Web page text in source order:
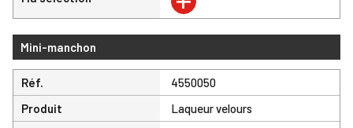
Mini-manchon
Réf.
4550050
Produit
Laqueur velours